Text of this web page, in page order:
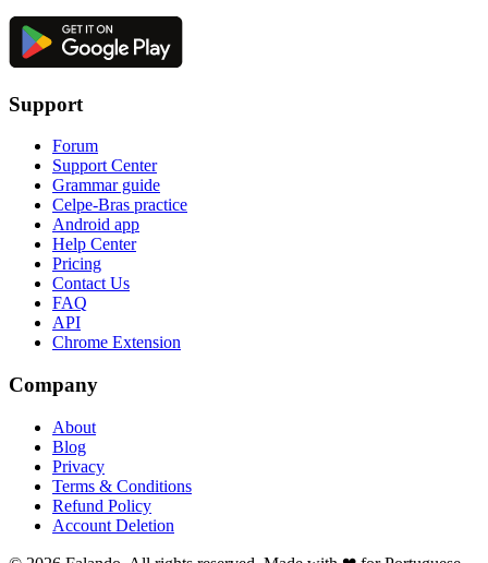
Support
Forum
Support Center
Grammar guide
Celpe-Bras practice
Android app
Help Center
Pricing
Contact Us
FAQ
API
Chrome Extension
Company
About
Blog
Privacy
Terms & Conditions
Refund Policy
Account Deletion